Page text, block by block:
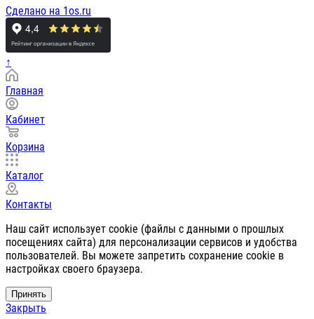
Сделано на 1os.ru
↑
Главная
Кабинет
Корзина
Каталог
Контакты
Наш сайт использует cookie (файлы с данными о прошлых
посещениях сайта) для персонализации сервисов и удобства
пользователей. Вы можете запретить сохранение cookie в
настройках своего браузера.
Принять
Закрыть